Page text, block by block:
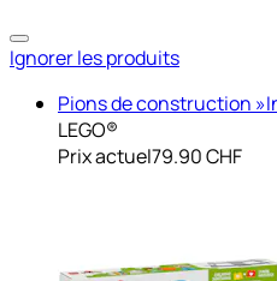
Ignorer les produits
Pions de construction
LEGO®
Prix actuel79.90 CHF